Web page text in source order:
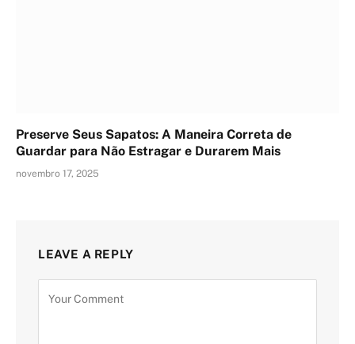
Preserve Seus Sapatos: A Maneira Correta de
Guardar para Não Estragar e Durarem Mais
novembro 17, 2025
LEAVE A REPLY